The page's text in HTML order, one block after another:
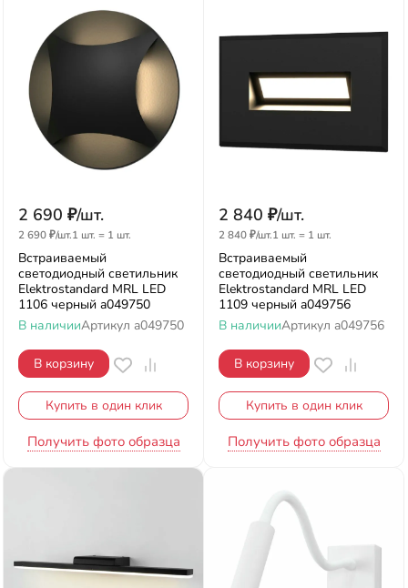
2 690 ₽/шт.
2 690₽/шт.1 шт. = 1 шт.
Встраиваемый
светодиодный светильник
Elektrostandard MRL LED
1106 черный a049750
В наличииАртикул a049750
В корзину
Купить в один клик
Получить фото образца
2 840 ₽/шт.
2 840₽/шт.1 шт. = 1 шт.
Встраиваемый
светодиодный светильник
Elektrostandard MRL LED
1109 черный a049756
В наличииАртикул a049756
В корзину
Купить в один клик
Получить фото образца